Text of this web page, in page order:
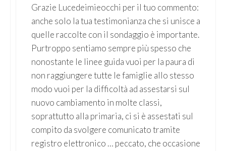
Grazie Lucedeimieocchi per il tuo commento:
anche solo la tua testimonianza che si unisce a
quelle raccolte con il sondaggio è importante.
Purtroppo sentiamo sempre più spesso che
nonostante le linee guida vuoi per la paura di
non raggiungere tutte le famiglie allo stesso
modo vuoi per la difficoltà ad assestarsi sul
nuovo cambiamento in molte classi,
soprattutto alla primaria, ci si è assestati sul
compito da svolgere comunicato tramite
registro elettronico … peccato, che occasione